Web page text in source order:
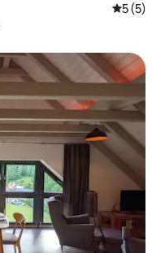
5 out of
5 (5)